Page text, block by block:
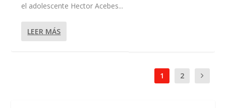
el adolescente Hector Acebes...
LEER MÁS
1 2